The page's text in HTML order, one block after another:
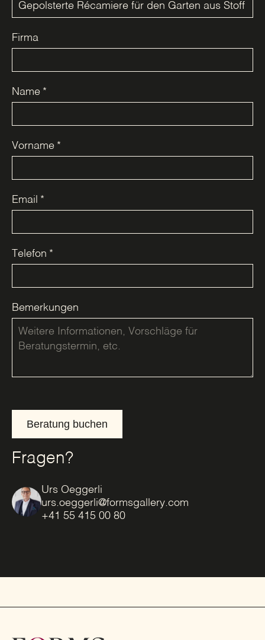
Firma
Name *
Vorname *
Email *
Telefon *
Bemerkungen
Beratung buchen
Fragen?
Urs Oeggerli
urs.oeggerli@formsgallery.com
+41 55 415 00 80